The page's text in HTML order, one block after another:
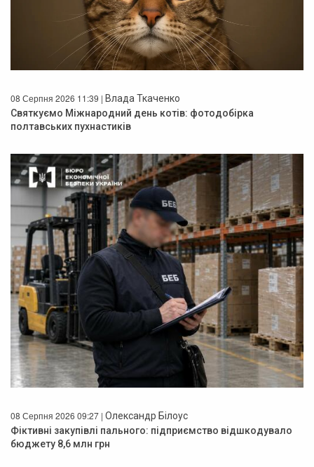
08 Серпня 2026 11:39 | Влада Ткаченко
Святкуємо Міжнародний день котів: фотодобірка
полтавських пухнастиків
08 Серпня 2026 09:27 | Олександр Білоус
Фіктивні закупівлі пального: підприємство відшкодувало
бюджету 8,6 млн грн